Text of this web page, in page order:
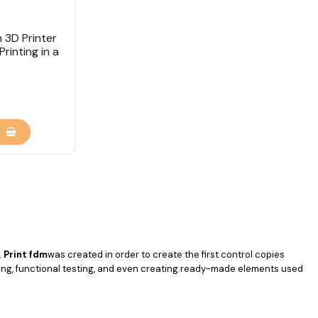
3D Printer
in a
Print fdmwas created in order to create the first control copies
functional testing, and even creating ready-made elements used